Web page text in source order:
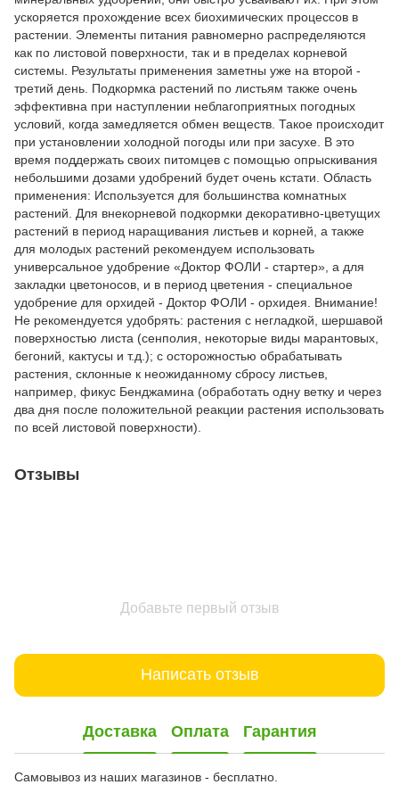
ускоряется прохождение всех биохимических процессов в
растении. Элементы питания равномерно распределяются
как по листовой поверхности, так и в пределах корневой
системы. Результаты применения заметны уже на второй -
третий день. Подкормка растений по листьям также очень
эффективна при наступлении неблагоприятных погодных
условий, когда замедляется обмен веществ. Такое происходит
при установлении холодной погоды или при засухе. В это
время поддержать своих питомцев с помощью опрыскивания
небольшими дозами удобрений будет очень кстати. Область
применения: Используется для большинства комнатных
растений. Для внекорневой подкормки декоративно-цветущих
растений в период наращивания листьев и корней, а также
для молодых растений рекомендуем использовать
универсальное удобрение «Доктор ФОЛИ - стартер», а для
закладки цветоносов, и в период цветения - специальное
удобрение для орхидей - Доктор ФОЛИ - орхидея. Внимание!
Не рекомендуется удобрять: растения с негладкой, шершавой
поверхностью листа (сенполия, некоторые виды марантовых,
бегоний, кактусы и т.д.); с осторожностью обрабатывать
растения, склонные к неожиданному сбросу листьев,
например, фикус Бенджамина (обработать одну ветку и через
два дня после положительной реакции растения использовать
по всей листовой поверхности).
Отзывы
Добавьте первый отзыв
Написать отзыв
Доставка Оплата Гарантия
Самовывоз из наших магазинов - бесплатно.